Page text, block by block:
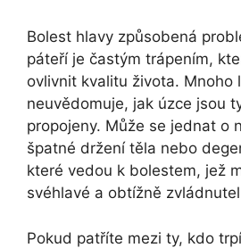
Bolest hlavy způsobená
páteří je častým trápením,
ovlivnit kvalitu života. Mnoho
neuvědomuje, jak úzce jsou
propojeny. Může se jednat o
špatné držení těla nebo
které vedou k bolestem, jež
svéhlavé a obtížně
Pokud patříte mezi ty, kdo